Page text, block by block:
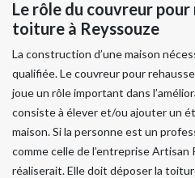
Le rôle du couvreur
toiture à Reyssouze
La construction d’une maison
qualifiée. Le couvreur pour
joue un rôle important dans
consiste à élever et/ou ajouter un
maison. Si la personne est un
comme celle de l’entreprise
réaliserait. Elle doit déposer la